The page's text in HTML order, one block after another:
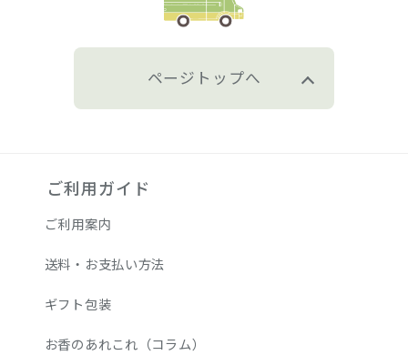
ページトップへ
ご利用ガイド
ご利用案内
送料・お支払い方法
ギフト包装
お香のあれこれ（コラム）